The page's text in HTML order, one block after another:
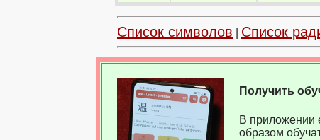
Список символов Список
Получить
В приложении
образом